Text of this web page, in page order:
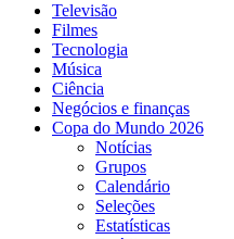
Televisão
Filmes
Tecnologia
Música
Ciência
Negócios e finanças
Copa do Mundo 2026
Notícias
Grupos
Calendário
Seleções
Estatísticas